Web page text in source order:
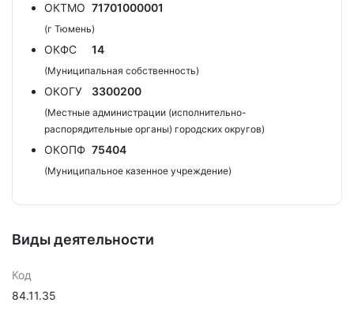
ОКТМО 71701000001
(г Тюмень)
ОКФС 14
(Муниципальная собственность)
ОКОГУ 3300200
(Местные администрации (исполнительно-
распорядительные органы) городских округов)
ОКОПФ 75404
(Муниципальное казенное учреждение)
Виды деятельности
Код
84.11.35